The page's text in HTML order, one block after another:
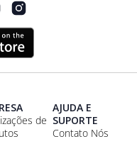
de
AJUDA E
SUPORTE
Contato Nós